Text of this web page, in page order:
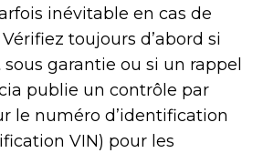
inévitable en cas de
toujours d’abord si
garantie ou si un rappel
publie un contrôle par
le numéro d’identification
VIN) pour les